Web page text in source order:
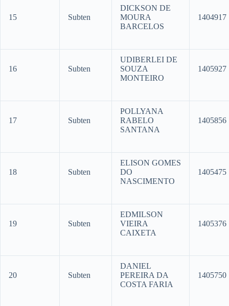
15 Subten
DICKSON DE
MOURA
BARCELOS
1404917
16 Subten
UDIBERLEI DE
SOUZA
MONTEIRO
1405927
17 Subten
POLLYANA
RABELO
SANTANA
1405856
18 Subten
ELISON GOMES
DO
NASCIMENTO
1405475
19 Subten
EDMILSON
VIEIRA
CAIXETA
1405376
20 Subten
DANIEL
PEREIRA DA
COSTA FARIA
1405750